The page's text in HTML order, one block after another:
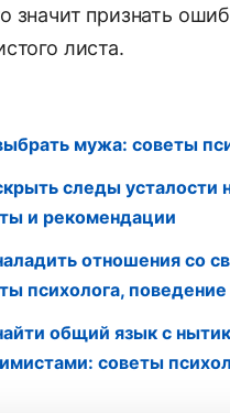
значит признать
листа.
мужа: советы
следы усталости
и рекомендации
отношения со
психолога,
общий язык с
советы